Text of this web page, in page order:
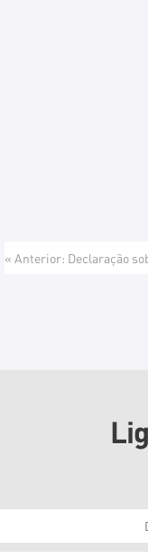
« Anterior: Declaração